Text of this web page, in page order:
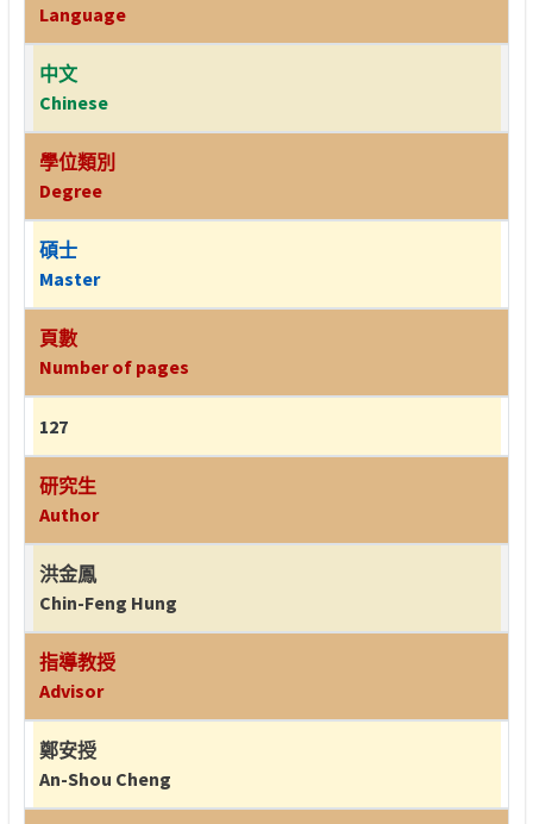
Language
中文
Chinese
學位類別
Degree
碩士
Master
頁數
Number of pages
127
研究生
Author
洪金鳳
Chin-Feng Hung
指導教授
Advisor
鄭安授
An-Shou Cheng